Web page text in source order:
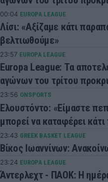
00:04 EUROPA LEAGUE
Λίσι: «Αξίζαμε κάτι
βελτιωθούμε»
23:57 EUROPA LEAGUE
Europa League: Τα
αγώνων του τρίτου
23:56 ONSPORTS
Ελουστόντο: «Είμαστε
μπορεί να καταφέρει
23:43 GREEK BASKET LEAGUE
Βίκος Ιωαννίνων:
23:24 EUROPA LEAGUE
Άντερλεχτ - ΠΑΟΚ: Η